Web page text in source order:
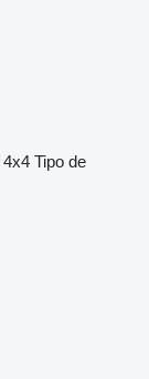
4x4 Tipo de